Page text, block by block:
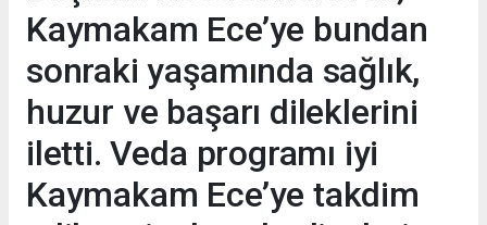
Kaymakam Ece’ye bundan
sonraki yaşamında sağlık,
huzur ve başarı dileklerini
iletti. Veda programı iyi
Kaymakam Ece’ye takdim